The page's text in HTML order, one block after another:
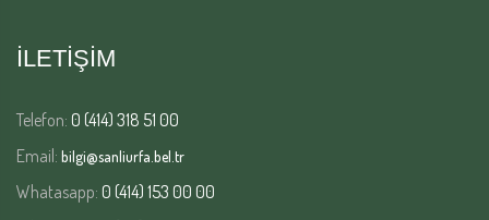
İLETİŞİM
Telefon: 0 (414) 318 51 00
Email: bilgi@sanliurfa.bel.tr
Whatasapp: 0 (414) 153 00 00